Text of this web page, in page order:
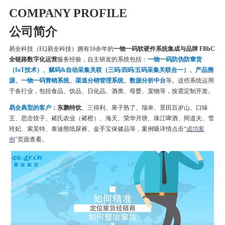
COMPANY PROFILE
公司简介
易全科技（EQ易全科技）拥有10余年的一物一码软硬件系统集成与品牌 FBbC
全链路数字化运营服务经验，自主研发的系统包括： 一物一码防伪防窜货
（IoT技术）、赋码&自动采集关联（三码/四码/五码采集关联合一）、产品溯
源、一物一码营销系统、渠道分销管理系统、数据分析中台等。这些系统运用
于各行业，包括食品、饮品、日化品、酒类、母婴、宠物等，按需定制开发。
易全典型的客户： 东鹏特饮、三得利、果子熟了、瑞幸、 景田百岁山、口味
王、思念饺子、 褚氏农业（褚橙）、 海天、荣华月饼、 珠江啤酒、 阿道夫、雪
玲妃、索芙特、泰迪熊纸尿裤、金手宝保健品等，案例吸详情点击“成功案
例”页面查看。